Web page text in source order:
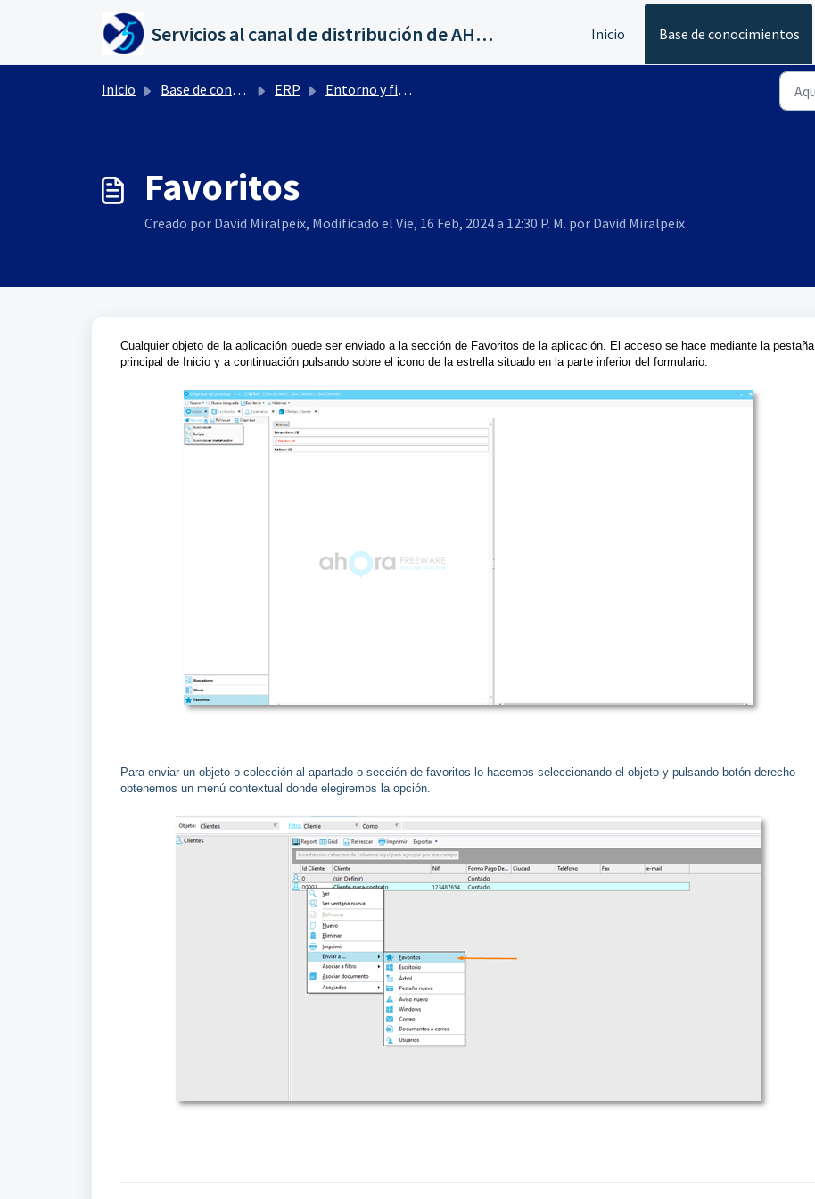
Servicios al canal de distribución de AHORA Inicio Base de conocimientos
Inicio Base de conocimientos ERP Entorno y ficheros maestros
Favoritos
Creado por David Miralpeix, Modificado el Vie, 16 Feb, 2024 a 12:30 P. M. por David Miralpeix
Cualquier objeto de la aplicación puede ser enviado a la sección de Favoritos de la aplicación. El acceso se hace mediante la pestaña
principal de Inicio y a continuación pulsando sobre el icono de la estrella situado en la parte inferior del formulario.
Para enviar un objeto o colección al apartado o sección de favoritos lo hacemos seleccionando el objeto y pulsando botón derecho
obtenemos un menú contextual donde elegiremos la opción.